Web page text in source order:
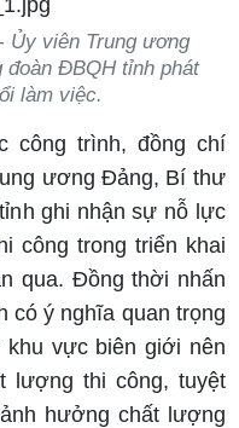
Ủy viên Trung ương
ĐBQH tỉnh phát
làm việc.
công trình, đồng chí
ương Đảng, Bí thư
ghi nhận sự nỗ lực
công trong triển khai
qua. Đồng thời nhấn
có ý nghĩa quan trọng
vực biên giới nên
lượng thi công, tuyệt
hưởng chất lượng